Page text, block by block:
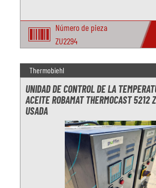
Número de pieza
ZU2294
Thermobiehl
UNIDAD DE CONTROL DE LA
ACEITE ROBAMAT THERMOCAST 5212
USADA